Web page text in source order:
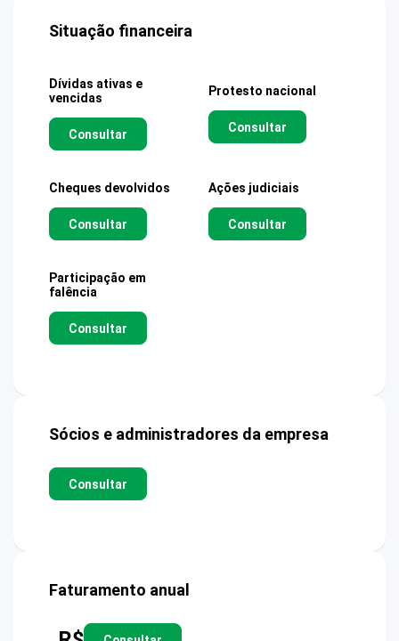
Situação financeira
Dívidas ativas e
vencidas
Consultar
Protesto nacional
Consultar
Cheques devolvidos
Consultar
Ações judiciais
Consultar
Participação em
falência
Consultar
Sócios e administradores da empresa
Consultar
Faturamento anual